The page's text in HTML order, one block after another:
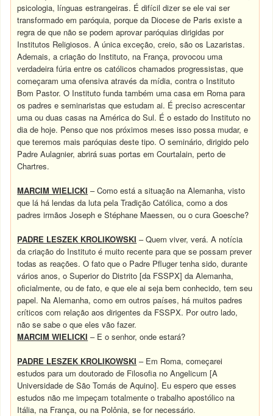
psicologia, línguas estrangeiras. É difícil dizer se ele vai ser
transformado em paróquia, porque da Diocese de Paris existe a
regra de que não se podem aprovar paróquias dirigidas por
Institutos Religiosos. A única exceção, creio, são os Lazaristas.
Ademais, a criação do Instituto, na França, provocou uma
verdadeira fúria entre os católicos chamados progressistas, que
começaram uma ofensiva através da mídia, contra o Instituto
Bom Pastor. O Instituto funda também uma casa em Roma para
os padres e seminaristas que estudam ai. É preciso acrescentar
uma ou duas casas na América do Sul. É o estado do Instituto no
dia de hoje. Penso que nos próximos meses isso possa mudar, e
que teremos mais paróquias deste tipo. O seminário, dirigido pelo
Padre Aulagnier, abrirá suas portas em Courtalain, perto de
Chartres.
MARCIM WIELICKI – Como está a situação na Alemanha, visto
que lá há lendas da luta pela Tradição Católica, como a dos
padres irmãos Joseph e Stéphane Maessen, ou o cura Goesche?
PADRE LESZEK KROLIKOWSKI – Quem viver, verá. A notícia
da criação do Instituto é muito recente para que se possam prever
todas as reações. O fato que o Padre Pfluger tenha sido, durante
vários anos, o Superior do Distrito [da FSSPX] da Alemanha,
oficialmente, ou de fato, e que ele ai seja bem conhecido, tem seu
papel. Na Alemanha, como em outros países, há muitos padres
críticos com relação aos dirigentes da FSSPX. Por outro lado,
não se sabe o que eles vão fazer.
MARCIM WIELICKI – E o senhor, onde estará?
PADRE LESZEK KROLIKOWSKI – Em Roma, começarei
estudos para um doutorado de Filosofia no Angelicum [A
Universidade de São Tomás de Aquino]. Eu espero que esses
estudos não me impeçam totalmente o trabalho apostólico na
Itália, na França, ou na Polônia, se for necessário.